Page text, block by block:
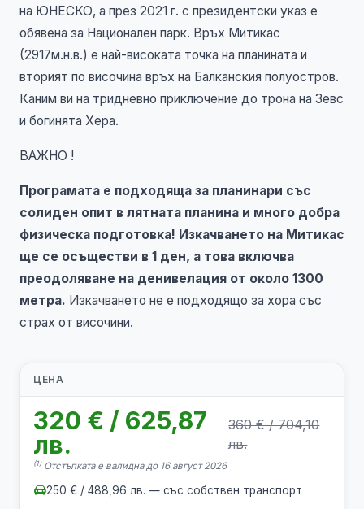
на ЮНЕСКО, а през 2021 г. с президентски указ е
обявена за Национален парк. Връх Митикас
(2917м.н.в.) e най-високата точка на планината и
вторият по височина връх на Балканския полуостров.
Каним ви на тридневно приключение до трона на Зевс
и богинята Хера.
ВАЖНО !
Програмата е подходяща за планинари със
солиден опит в лятната планина и много добра
физическа подготовка! Изкачването на Митикас
ще се осъществи в 1 ден, а това включва
преодоляване на денивелация от около 1300
метра. Изкачването не е подходящo за хора със
страх от височини.
ЦЕНА
320 € / 625,87
лв.
360 € / 704,10
лв.
(1)Отстъпката е валидна до 16 август 2026
250 € / 488,96 лв. — със собствен транспорт